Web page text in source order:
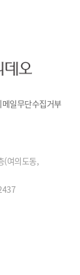
메일무단수집거부
(여의도동,